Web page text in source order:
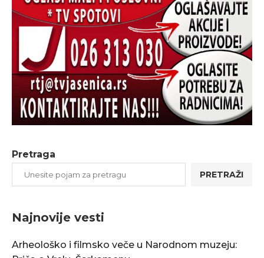
Pretraga
PRETRAŽI
Najnovije vesti
Arheološko i filmsko veče u Narodnom muzeju: